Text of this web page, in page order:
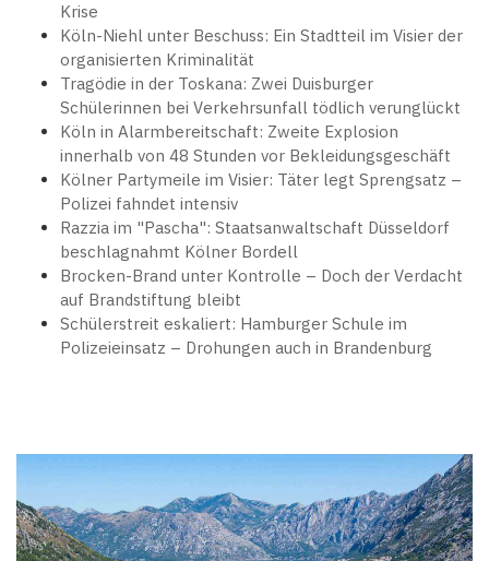
Krise
Köln-Niehl unter Beschuss: Ein Stadtteil im Visier der
organisierten Kriminalität
Tragödie in der Toskana: Zwei Duisburger
Schülerinnen bei Verkehrsunfall tödlich verunglückt
Köln in Alarmbereitschaft: Zweite Explosion
innerhalb von 48 Stunden vor Bekleidungsgeschäft
Kölner Partymeile im Visier: Täter legt Sprengsatz –
Polizei fahndet intensiv
Razzia im "Pascha": Staatsanwaltschaft Düsseldorf
beschlagnahmt Kölner Bordell
Brocken-Brand unter Kontrolle – Doch der Verdacht
auf Brandstiftung bleibt
Schülerstreit eskaliert: Hamburger Schule im
Polizeieinsatz – Drohungen auch in Brandenburg